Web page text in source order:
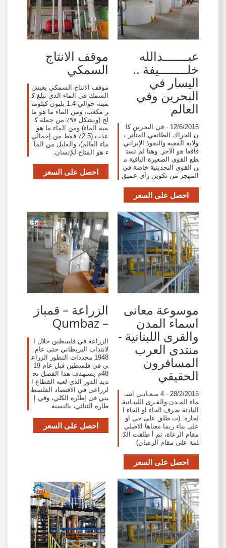
عبـــــــدالله
خلــــــــيفة ‏‏‏‏‏‏..
اليسار في
البحرين وفي
العالم
12/6/2015 · في البحرين كا
ن الحراك الطائفي المتأثر ب
ولاية الفقيه والنفوذ الإيراني
فاقعا هو الآخر. وهنا لم تست
طع القوى الصغيرة الباقية م
ن القوى التحديثية خاصة في
المهجر من تكوين رأي عميق
احصل على السعر
موقف الانتاج
السمكي
موقف الانتاج السمكي يعيش
السمك في الماء الذي تبلغ ك
ميته حوالي 1.4 بليون كيلومت
ر مكعب، ومن الماء ما هو ما
لح (ويشكل ٩٧٪ من جملة ك
مية الماء) ومن الماء ما هو
عذب (2.5٪ فقط من إجمالي
ماء العالم)، والقليل من الما
ء هو المتاح للإنسان.
احصل على السعر
موسوعة معانى
اسماء المدن
والقرى اللبنانية -
منتدى العرب
المسافرون
الحقيقي
28/2/2015 · 4 مـعـانـي اسـ
ماء المـدن والقـرى اللبنـانية
البادئة بحرف الحاء او الخاء ا
لحارة: (ت طلق على حي او
على بناء ربما معناها الاصلي
مقام الرعاة، ثم أ طلقت الك
لمة على مقام الرهبان)
احصل على السعر
الزراعة – قمباز
– Qumbaz
الزراعة في فلسطين خلال ا
لانتداب البريطاني حتى عام
1948 محددات التطور الزراع
ي في فلسطين قبل عام 19
48م يستهدف هذا الفصل تح
ديد الدور الذي لعبه القطاع ا
لزراعي في الاقتصاد الفلسط
يني في إطاره الكلي، وفي إ
طاره الثنائي، بالنسبة
احصل على السعر